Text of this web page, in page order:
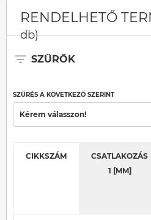
RENDELHETŐ
db)
SZŰRŐK
SZŰRÉS A KÖVETKEZŐ SZERINT
Kérem válasszon!
CIKKSZÁM
CSATLAKOZÁS
1 [MM]